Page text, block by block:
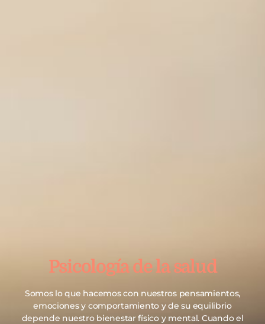
Psicología de la salud
Somos lo que hacemos con nuestros pensamientos,
emociones y comportamiento y de su equilibrio
depende nuestro bienestar físico y mental. Cuando el